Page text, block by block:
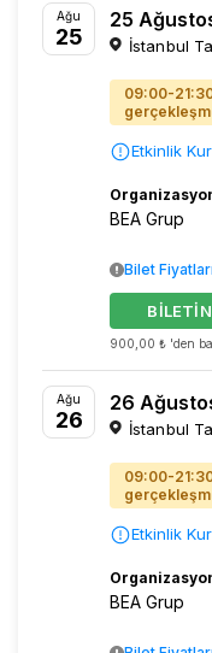
Ağu
25
25
İstanbul
09:00-21:30
Etkinlik
BEA Grup
900,00 ₺ 'den
Bilet Fiyatları
Ağu
26
26
İstanbul
09:00-21:30
Etkinlik
BEA Grup